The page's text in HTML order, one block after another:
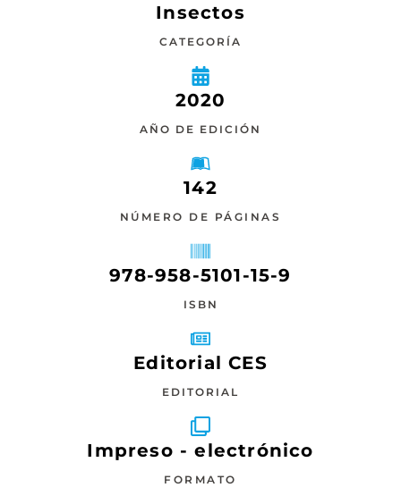
Insectos
CATEGORÍA
2020
AÑO DE EDICIÓN
142
NÚMERO DE PÁGINAS
978-958-5101-15-9
ISBN
Editorial CES
EDITORIAL
Impreso - electrónico
FORMATO